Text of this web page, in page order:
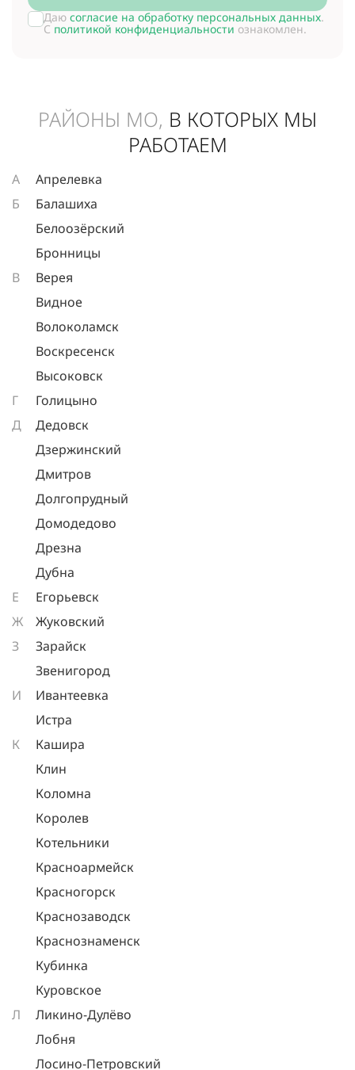
Даю согласие на обработку персональных данных.
С политикой конфиденциальности ознакомлен.
РАЙОНЫ МО, В КОТОРЫХ МЫ
РАБОТАЕМ
А
Апрелевка
Б
Балашиха
Белоозёрский
Бронницы
В
Верея
Видное
Волоколамск
Воскресенск
Высоковск
Г
Голицыно
Д
Дедовск
Дзержинский
Дмитров
Долгопрудный
Домодедово
Дрезна
Дубна
Е
Егорьевск
Ж
Жуковский
З
Зарайск
Звенигород
И
Ивантеевка
Истра
К
Кашира
Клин
Коломна
Королев
Котельники
Красноармейск
Красногорск
Краснозаводск
Краснознаменск
Кубинка
Куровское
Л
Ликино-Дулёво
Лобня
Лосино-Петровский